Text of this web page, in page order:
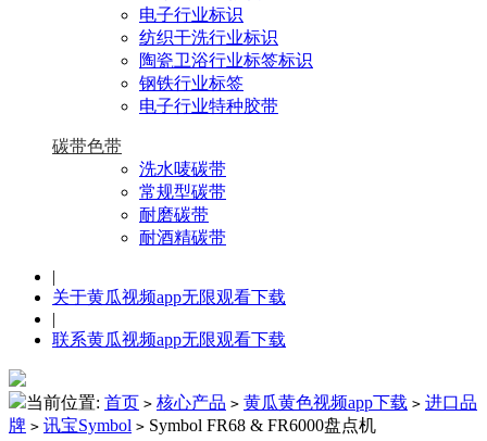
电子行业标识
纺织干洗行业标识
陶瓷卫浴行业标签标识
钢铁行业标签
电子行业特种胶带
碳带色带
洗水唛碳带
常规型碳带
耐磨碳带
耐酒精碳带
|
关于黄瓜视频app无限观看下载
|
联系黄瓜视频app无限观看下载
当前位置: 首页 > 核心产品 > 黄瓜黄色视频app下载 > 进口品
牌 > 讯宝Symbol > Symbol FR68 & FR6000盘点机